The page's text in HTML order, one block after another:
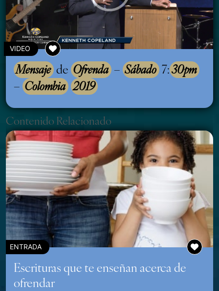
VIDEO
Mensaje de Ofrenda – Sábado 7:30pm
– Colombia 2019
Contenido Relacionado
ENTRADA
Escrituras que te enseñan acerca de
ofrendar